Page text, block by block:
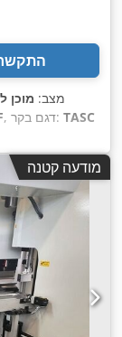
מצב: מוכן
, דגם בקר: TASC
מודעה קטנה